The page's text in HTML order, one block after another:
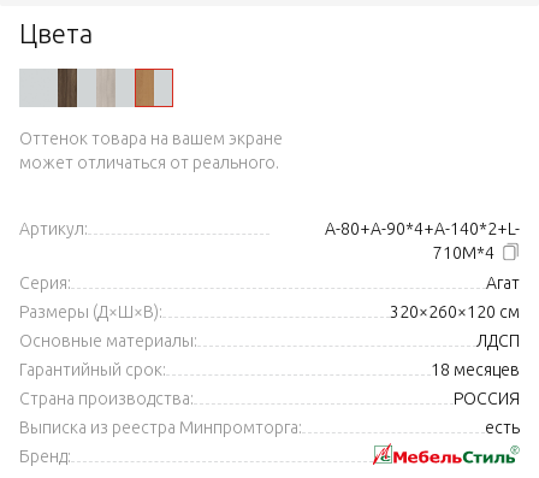
Цвета
Оттенок товара на вашем экране
может отличаться от реального.
Артикул:
А-80+А-90*4+А-140*2+L-
710М*4
Серия:
Агат
Размеры (Д×Ш×В):
320×260×120 см
Основные материалы:
ЛДСП
Гарантийный срок:
18 месяцев
Страна производства:
РОССИЯ
Выписка из реестра Минпромторга:
есть
Бренд: